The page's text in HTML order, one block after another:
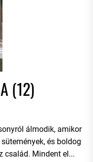
(12)
álmodik, amikor
és boldog
család. Mindent el...